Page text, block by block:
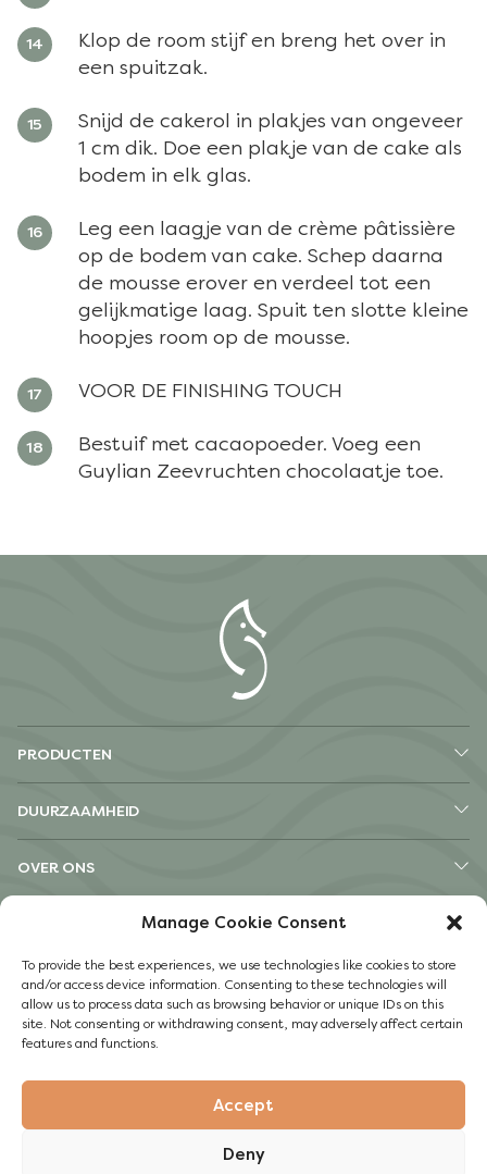
Manage Cookie Consent
To provide the best experiences, we use technologies like cookies to store
and/or access device information. Consenting to these technologies will
allow us to process data such as browsing behavior or unique IDs on this
site. Not consenting or withdrawing consent, may adversely affect certain
features and functions.
Accept
Deny
Klop de room stijf en breng het over in
een spuitzak.
Snijd de cakerol in plakjes van ongeveer
1 cm dik. Doe een plakje van de cake als
bodem in elk glas.
Leg een laagje van de crème pâtissière
op de bodem van cake. Schep daarna
de mousse erover en verdeel tot een
gelijkmatige laag. Spuit ten slotte kleine
hoopjes room op de mousse.
VOOR DE FINISHING TOUCH
Bestuif met cacaopoeder. Voeg een
Guylian Zeevruchten chocolaatje toe.
PRODUCTEN
DUURZAAMHEID
OVER ONS
Facebook
Instagram